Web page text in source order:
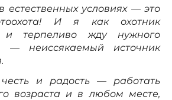
естественных условиях — это
И я как охотник
и терпеливо жду нужного
— неиссякаемый источник
и радость — работать
возраста и в любом месте,